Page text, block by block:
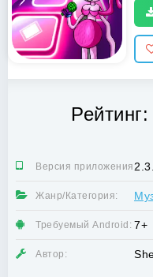
Версия приложения:
Жанр/Категория:
Требуемый Android: 7+
Автор: